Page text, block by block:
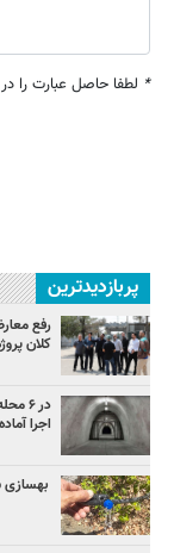
* لطفا حاصل عبارت را
پربازدیدترین
رفع
کلان
در
اجرا
بهسازی